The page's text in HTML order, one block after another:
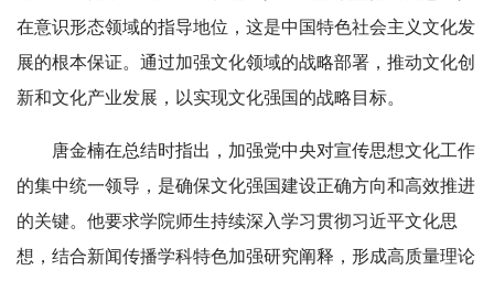
在意识形态领域的指导地位，这是中国特色社会主义文化发
展的根本保证。通过加强文化领域的战略部署，推动文化创
新和文化产业发展，以实现文化强国的战略目标。
唐金楠在总结时指出，加强党中央对宣传思想文化工作
的集中统一领导，是确保文化强国建设正确方向和高效推进
的关键。他要求学院师生持续深入学习贯彻习近平文化思
想，结合新闻传播学科特色加强研究阐释，形成高质量理论